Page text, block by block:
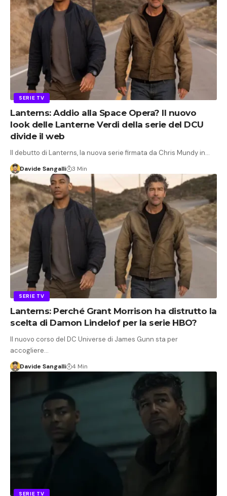
SERIE TV
Lanterns: Addio alla Space Opera? Il nuovo
look delle Lanterne Verdi della serie del DCU
divide il web
Il debutto di Lanterns, la nuova serie firmata da Chris Mundy in…
Davide Sangalli 3 Min
SERIE TV
Lanterns: Perché Grant Morrison ha distrutto la
scelta di Damon Lindelof per la serie HBO?
Il nuovo corso del DC Universe di James Gunn sta per
accogliere…
Davide Sangalli 4 Min
SERIE TV